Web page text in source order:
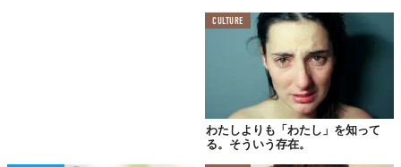
けど、この女性は。
CULTURE
わたしよりも「わたし」を知って
る。そういう存在。